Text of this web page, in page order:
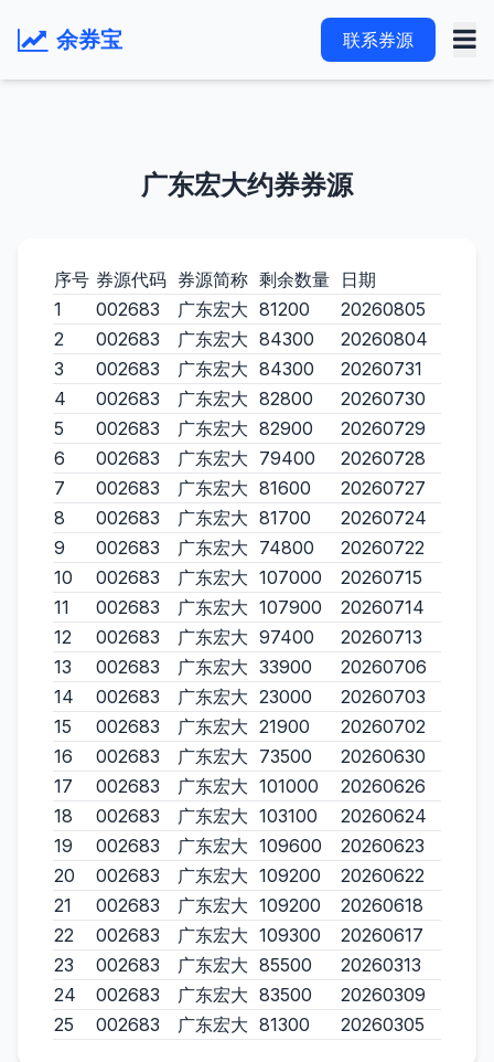
余券宝 联系券源
广东宏大约券券源
序号 券源代码 券源简称 剩余数量 日期
1
002683 广东宏大 81200
20260805
2
002683 广东宏大 84300
20260804
3
002683 广东宏大 84300
20260731
4
002683 广东宏大 82800
20260730
5
002683 广东宏大 82900
20260729
6
002683 广东宏大 79400
20260728
7
002683 广东宏大 81600
20260727
8
002683 广东宏大 81700
20260724
9
002683 广东宏大 74800
20260722
10
002683 广东宏大 107000
20260715
11
002683 广东宏大 107900
20260714
12
002683 广东宏大 97400
20260713
13
002683 广东宏大 33900
20260706
14
002683 广东宏大 23000
20260703
15
002683 广东宏大 21900
20260702
16
002683 广东宏大 73500
20260630
17
002683 广东宏大 101000
20260626
18
002683 广东宏大 103100
20260624
19
002683 广东宏大 109600
20260623
20
002683 广东宏大 109200
20260622
21
002683 广东宏大 109200
20260618
22
002683 广东宏大 109300
20260617
23
002683 广东宏大 85500
20260313
24
002683 广东宏大 83500
20260309
25
002683 广东宏大 81300 20260305